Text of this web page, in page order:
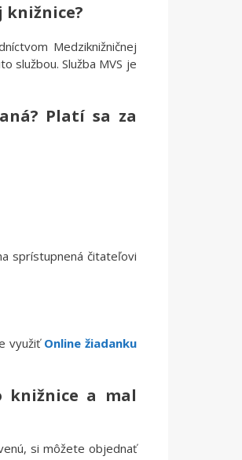
knižnice?
Medziknižničnej
službou. Služba MVS je
Platí sa za
sprístupnená čitateľovi
využiť Online žiadanku
knižnice a mal
si môžete objednať